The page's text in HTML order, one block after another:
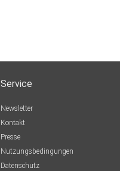
Service
Newsletter
Kontakt
Presse
Nutzungsbedingungen
Datenschutz